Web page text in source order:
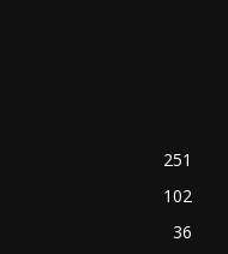
251
102
36